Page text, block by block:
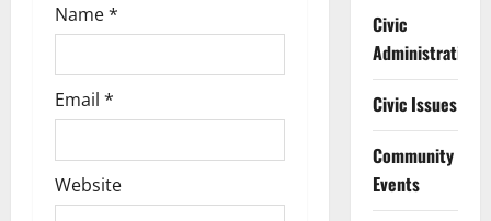
Name*
Email *
Website
Civic
Administration
Civic Issues
Community
Events